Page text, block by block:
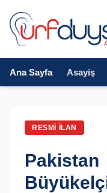
Ana Sayfa Asayiş
RESMI İLAN
Pakistan